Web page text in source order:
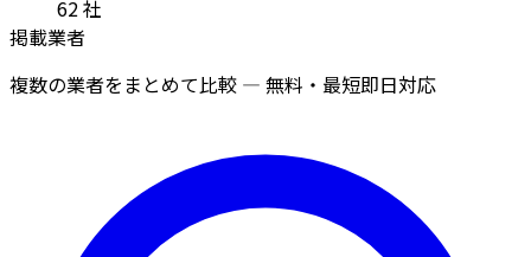
62社
掲載業者
複数の業者をまとめて比較 — 無料・最短即日対応